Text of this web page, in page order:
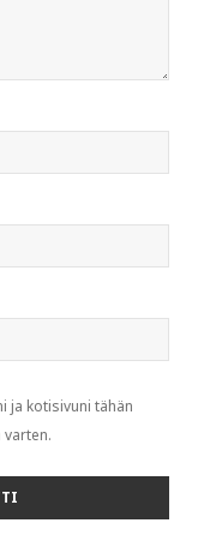
ja kotisivuni tähän